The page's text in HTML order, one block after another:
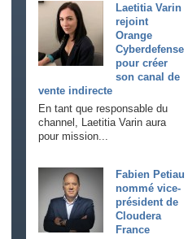
Laetitia Varin
rejoint
Orange
Cyberdefense
pour créer
son canal de
vente indirecte
En tant que responsable du
channel, Laetitia Varin aura
pour mission...
Fabien Petiau
nommé vice-
président de
Cloudera
France